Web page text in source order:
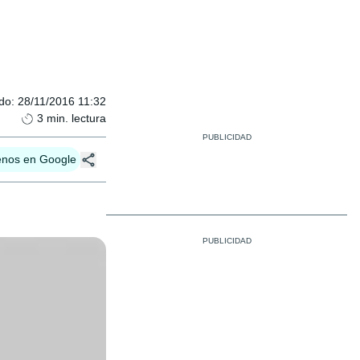
: 28/11/2016 11:32
3 min. lectura
en Google